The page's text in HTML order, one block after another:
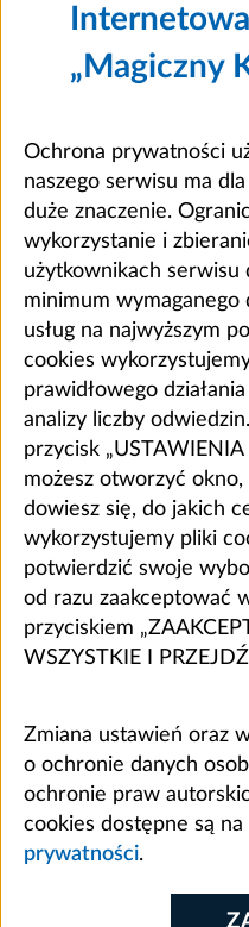
Internetowa
„Magiczny
Ochrona prywatności
naszego serwisu ma
duże znaczenie.
wykorzystanie i
użytkownikach serwisu
minimum wymaganego
usług na najwyższym
cookies
prawidłowego
analizy liczby
przycisk „USTAWIENIA
możesz otworzyć
dowiesz się, do jakich
wykorzystujemy pliki
potwierdzić swoje
od razu zaakceptować
przyciskiem
WSZYSTKIE I
Zmiana ustawień oraz
o ochronie danych
ochronie praw
cookies dostępne są
prywatności.